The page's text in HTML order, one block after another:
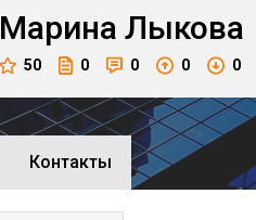
Марина Лыкова
50 0 0 0 0
Контакты